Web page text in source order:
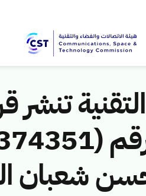
تنشر
شعبان